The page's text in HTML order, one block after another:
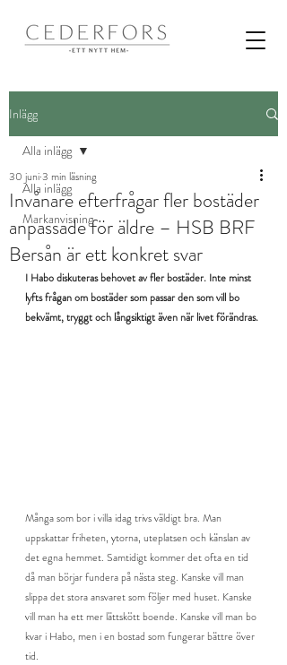
Inlägg
Alla inlägg
Markanvisning
Alla inlägg
Invånare efterfrågar fler bostäder
anpassade för äldre – HSB BRF
Bersån är ett konkret svar
30 juni3 min läsning
I Habo diskuteras behovet av fler bostäder. Inte minst
lyfts frågan om bostäder som passar den som vill bo
bekvämt, tryggt och långsiktigt även när livet förändras.
Många som bor i villa idag trivs väldigt bra. Man
uppskattar friheten, ytorna, uteplatsen och känslan av
det egna hemmet. Samtidigt kommer det ofta en tid
då man börjar fundera på nästa steg. Kanske vill man
slippa det stora ansvaret som följer med huset. Kanske
vill man ha ett mer lättskött boende. Kanske vill man bo
kvar i Habo, men i en bostad som fungerar bättre över
tid.